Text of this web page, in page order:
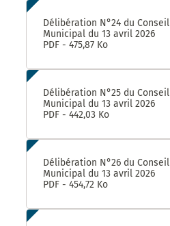
Délibération N°24 du Conseil
Municipal du 13 avril 2026
PDF - 475,87 Ko
Délibération N°25 du Conseil
Municipal du 13 avril 2026
PDF - 442,03 Ko
Délibération N°26 du Conseil
Municipal du 13 avril 2026
PDF - 454,72 Ko